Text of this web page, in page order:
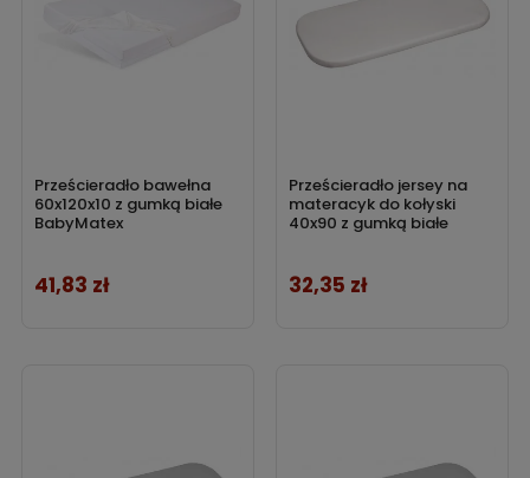
Prześcieradło bawełna
60x120x10 z gumką białe
BabyMatex
Cena
41,83 zł
Prześcieradło jersey na
materacyk do kołyski
40x90 z gumką białe
Cena
32,35 zł